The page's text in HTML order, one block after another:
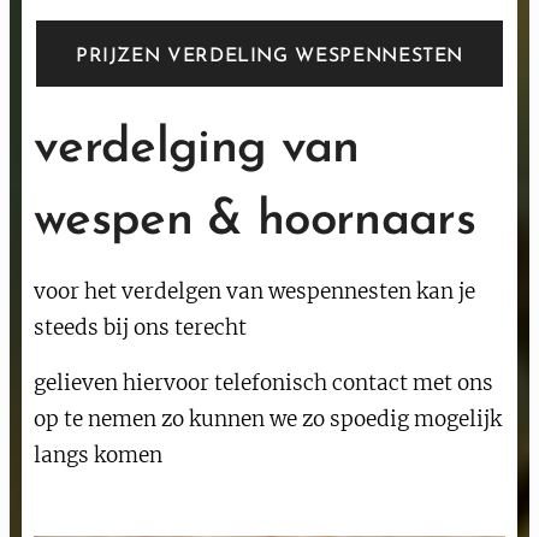
PRIJZEN VERDELING WESPENNESTEN
verdelging van
wespen & hoornaars
voor het verdelgen van wespennesten kan je
steeds bij ons terecht
gelieven hiervoor telefonisch contact met ons
op te nemen zo kunnen we zo spoedig mogelijk
langs komen